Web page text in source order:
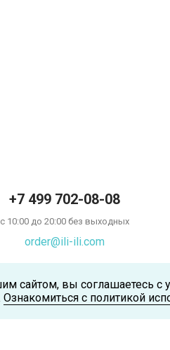
+7 499 702-08-08
с 10:00 до 20:00 без выходных
order@ili-ili.com
сайтом, вы соглашаетесь с
Ознакомиться с политикой